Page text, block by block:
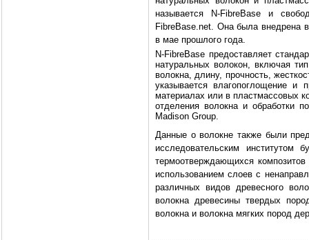
называется N-FibreBase и
FibreBase.net. Она была внедрена
в мае прошлого года.
N-FibreBase предоставляет
натуральных волокон, включая
волокна, длину, прочность,
указывается влагопоглощение
материалах или в пластмассовых
отделения волокна и обработки
Madison Group.
Данные о волокне также были
исследовательским институтом
термоотверждающихся
использованием слоев с
различных видов древесного
волокна древесины твердых
волокна и волокна мягких пород